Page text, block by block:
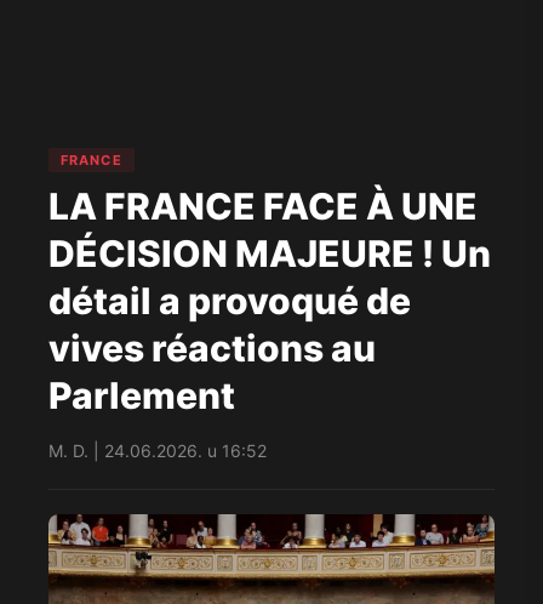
FRANCE
LA FRANCE FACE À UNE
DÉCISION MAJEURE ! Un
détail a provoqué de
vives réactions au
Parlement
M. D. | 24.06.2026. u 16:52